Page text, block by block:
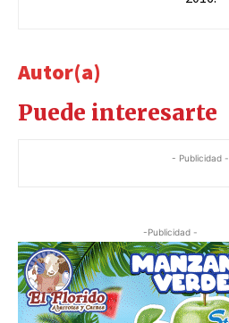
Autor(a)
Puede interesarte
- Publicidad -
-Publicidad -